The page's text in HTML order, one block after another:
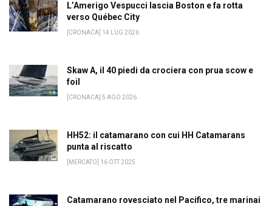
L’Amerigo Vespucci lascia Boston e fa rotta
verso Québec City
[CRONACA] 14 LUG 2026
Skaw A, il 40 piedi da crociera con prua scow e
foil
[CRONACA] 5 AGO 2026
HH52: il catamarano con cui HH Catamarans
punta al riscatto
[MERCATO] 16 OTT 2025
Catamarano rovesciato nel Pacifico, tre marinai